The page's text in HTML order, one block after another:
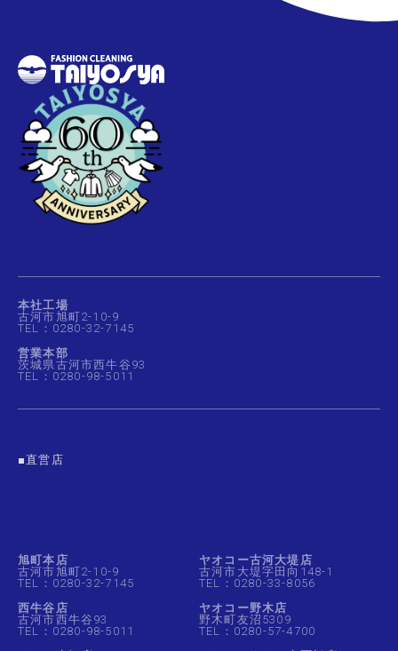
本社工場
古河市旭町2-10-9
TEL：0280-32-7145
営業本部
茨城県古河市西牛谷93
TEL：0280-98-5011
■直営店
旭町本店
古河市旭町2-10-9
TEL：0280-32-7145
西牛谷店
古河市西牛谷93
TEL：0280-98-5011
ヤオコー古河大堤店
古河市大堤字田向148-1
TEL：0280-33-8056
ヤオコー野木店
野木町友沼5309
TEL：0280-57-4700